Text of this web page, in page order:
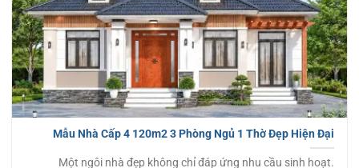
Mẫu Nhà Cấp 4 120m2 3 Phòng Ngủ 1 Thờ Đẹp Hiện Đại
Một ngôi nhà đẹp không chỉ đáp ứng nhu cầu sinh hoạt.